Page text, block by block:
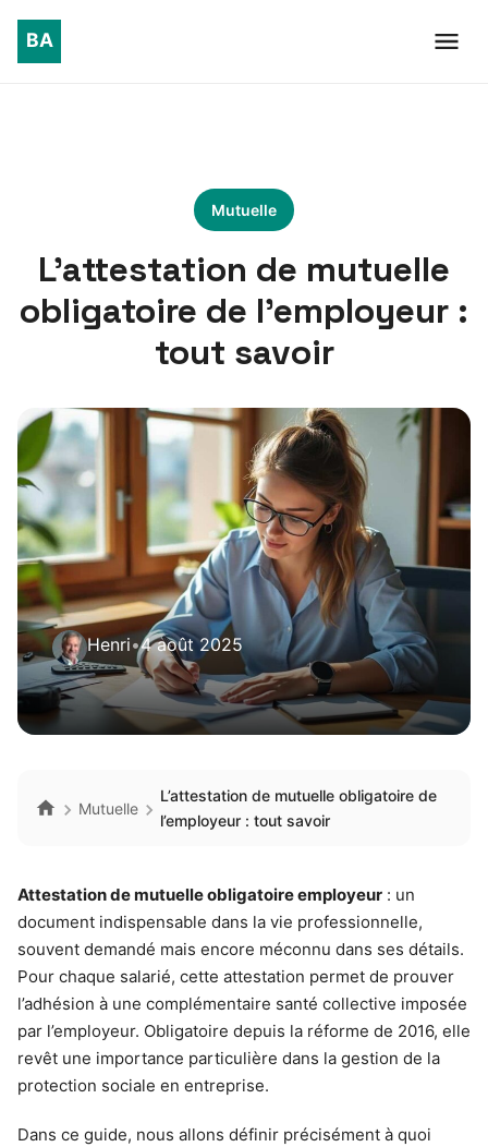
Mutuelle
L’attestation de mutuelle
obligatoire de l’employeur :
tout savoir
Henri•4 août 2025
Mutuelle
L’attestation de mutuelle obligatoire de
l’employeur : tout savoir
Attestation de mutuelle obligatoire employeur : un
document indispensable dans la vie professionnelle,
souvent demandé mais encore méconnu dans ses détails.
Pour chaque salarié, cette attestation permet de prouver
l’adhésion à une complémentaire santé collective imposée
par l’employeur. Obligatoire depuis la réforme de 2016, elle
revêt une importance particulière dans la gestion de la
protection sociale en entreprise.
Dans ce guide, nous allons définir précisément à quoi